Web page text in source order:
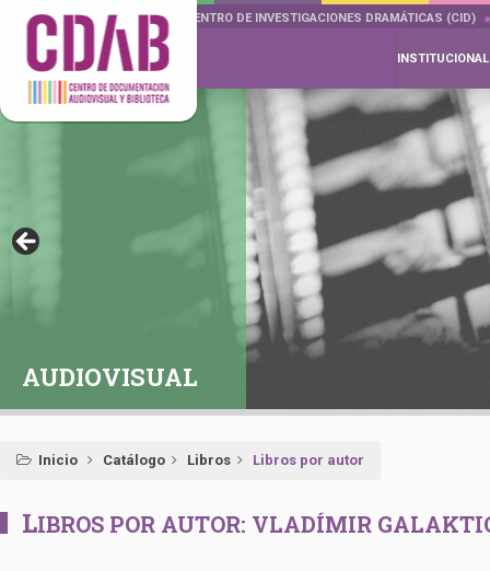
DOCUMENTA DRAMÁTICAS CENTRO DE INVESTIGACIONES DRAMÁTICAS (CID)
INSTITUCIONAL
AUDIOVISUAL
Inicio Catálogo Libros Libros por autor
LIBROS POR AUTOR: VLADÍMIR